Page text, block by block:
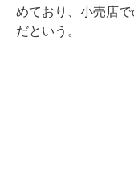
めており、小売店
だという。